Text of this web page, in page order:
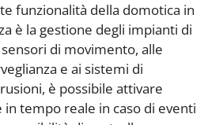
funzionalità della domotica in
è la gestione degli impianti di
di movimento, alle
e ai sistemi di
è possibile attivare
tempo reale in caso di eventi